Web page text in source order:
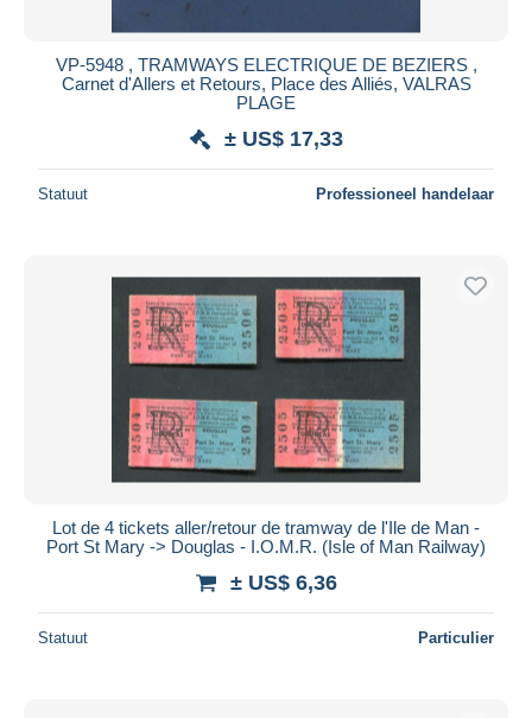
Alle looptijden
Eindigt binnen
Van US$
Betaalmiddelen
PayPal
Bankoverschrijving
Visa
Mastercard
Bancontact
Maestro
Woonplaats van de verkoper
Wereldwijd
VP-5948 , TRAMWAYS ELECTRIQUE DE BEZIERS ,
Carnet d'Allers et Retours, Place des Alliés, VALRAS
PLAGE
± US$ 17,33
Statuut Professioneel handelaar
Lot de 4 tickets aller/retour de tramway de l'Ile de Man -
Port St Mary -> Douglas - I.O.M.R. (Isle of Man Railway)
± US$ 6,36
Statuut Particulier